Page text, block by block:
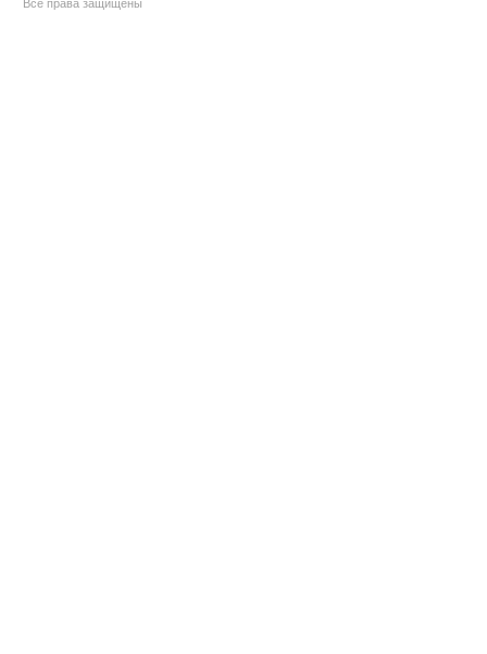
Все права защищены